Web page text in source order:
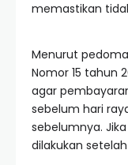
memastikan
Menurut
Nomor 15 tahun
agar
sebelum hari
sebelumnya.
dilakukan